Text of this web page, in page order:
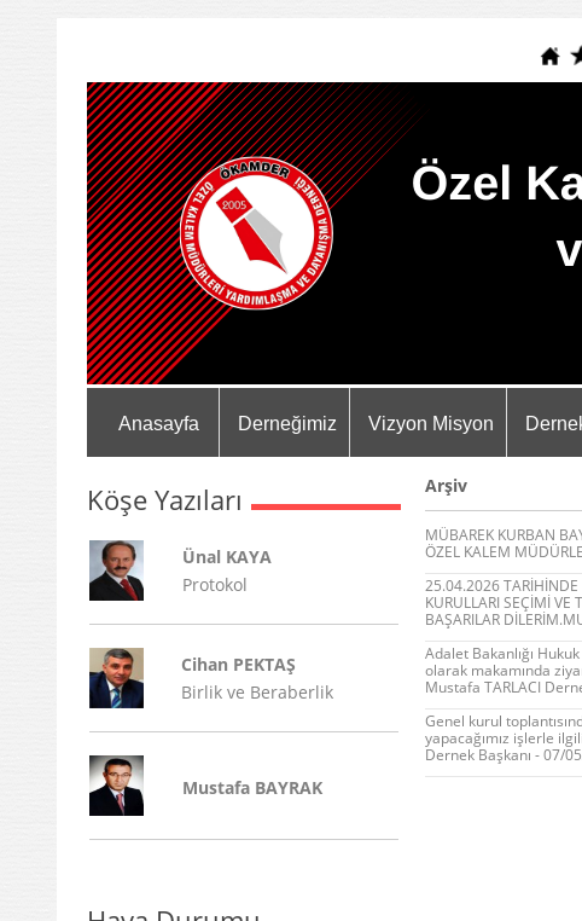
Anasayfa Derneğimiz Vizyon Misyon
Köşe Yazıları
Ünal KAYA
Protokol
Cihan PEKTAŞ
Birlik ve Beraberlik
Mustafa BAYRAK
Arşiv
MÜBAREK KURBAN
ÖZEL KALEM
25.04.2026 TARİHİNDE
KURULLARI SEÇİMİ VE
BAŞARILAR
Adalet Bakanlığı
olarak makamında
Mustafa TARLACI
Genel kurul
yapacağımız işlerle
Dernek Başkanı - 07/